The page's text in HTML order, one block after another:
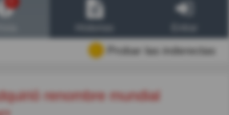
Probar las inderectas